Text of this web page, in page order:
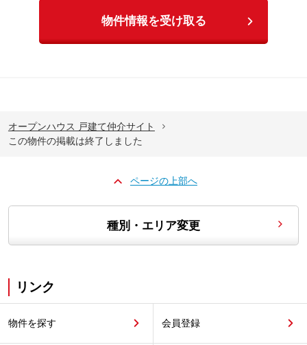
物件情報を受け取る
オープンハウス 戸建て仲介サイト
この物件の掲載は終了しました
ページの上部へ
種別・エリア変更
リンク
物件を探す 会員登録